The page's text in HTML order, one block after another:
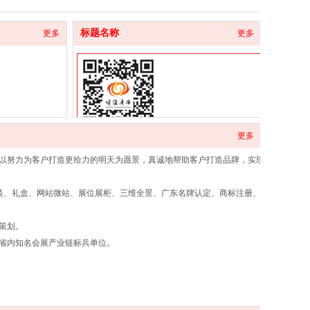
更多 标题名称 更多
博杰官方微信
更多
力为客户打造更给力的明天为愿景，真诚地帮助客户打造品牌，实现
盒、网站微站、展位展柜、三维全景、广东名牌认定、商标注册、
划。
知名会展产业链标兵单位。